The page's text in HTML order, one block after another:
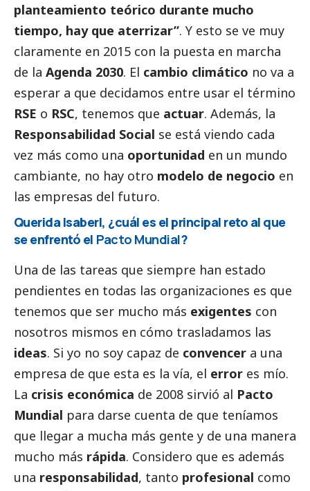
planteamiento teórico durante mucho
tiempo, hay que aterrizar”. Y esto se ve muy
claramente en 2015 con la puesta en marcha
de la Agenda 2030. El cambio climático no va a
esperar a que decidamos entre usar el término
RSE o RSC, tenemos que actuar. Además, la
Responsabilidad Social se está viendo cada
vez más como una oportunidad en un mundo
cambiante, no hay otro modelo de negocio en
las empresas del futuro.
Querida Isaberl, ¿cuál es el principal reto al que
se enfrentó el Pacto Mundial?
Una de las tareas que siempre han estado
pendientes en todas las organizaciones es que
tenemos que ser mucho más exigentes con
nosotros mismos en cómo trasladamos las
ideas. Si yo no soy capaz de convencer a una
empresa de que esta es la vía, el error es mío.
La crisis económica de 2008 sirvió al Pacto
Mundial para darse cuenta de que teníamos
que llegar a mucha más gente y de una manera
mucho más rápida. Considero que es además
una responsabilidad, tanto profesional como